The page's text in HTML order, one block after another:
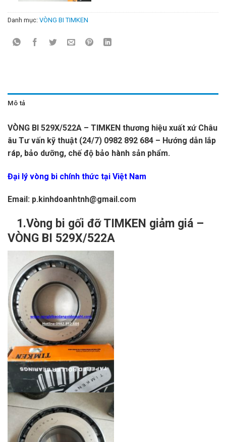
Danh mục: VÒNG BI TIMKEN
Mô tả
VÒNG BI 529X/522A – TIMKEN thương hiệu xuất xứ Châu
âu Tư vấn kỹ thuật (24/7) 0982 892 684 – Hướng dẫn lắp
ráp, bảo dưỡng, chế độ bảo hành sản phẩm.
Đại lý vòng bi chính thức tại Việt Nam
Email: p.kinhdoanhtnh@gmail.com
1.Vòng bi gối đỡ TIMKEN giảm giá –
VÒNG BI 529X/522A